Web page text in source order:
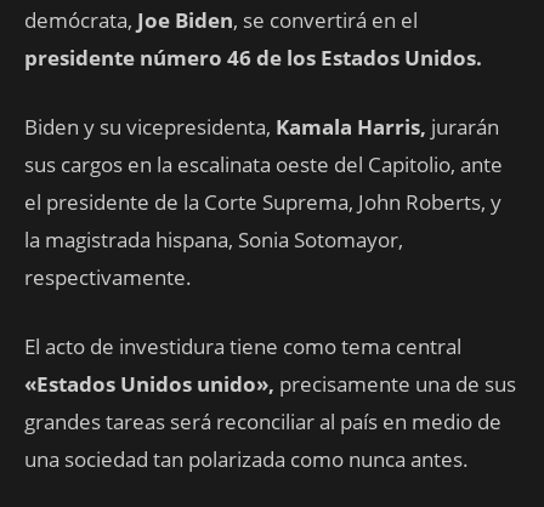
demócrata, Joe Biden, se convertirá en el
presidente número 46 de los Estados Unidos.
Biden y su vicepresidenta, Kamala Harris, jurarán
sus cargos en la escalinata oeste del Capitolio, ante
el presidente de la Corte Suprema, John Roberts, y
la magistrada hispana, Sonia Sotomayor,
respectivamente.
El acto de investidura tiene como tema central
«Estados Unidos unido», precisamente una de sus
grandes tareas será reconciliar al país en medio de
una sociedad tan polarizada como nunca antes.